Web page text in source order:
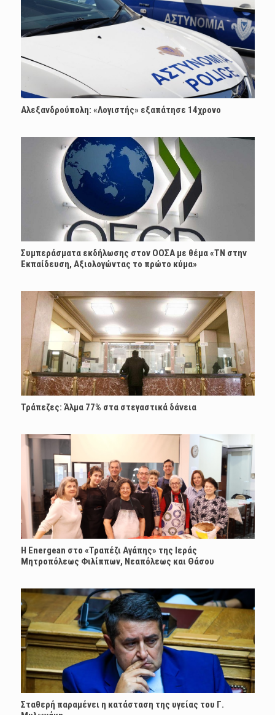
Αλεξανδρούπολη: «Λογιστής» εξαπάτησε 14χρονο
Συμπεράσματα εκδήλωσης στον ΟΟΣΑ με θέμα «ΤΝ στην
Εκπαίδευση, Αξιολογώντας το πρώτο κύμα»
Τράπεζες: Άλμα 77% στα στεγαστικά δάνεια
H Energean στο «Τραπέζι Αγάπης» της Ιεράς
Μητροπόλεως Φιλίππων, Νεαπόλεως και Θάσου
Σταθερή παραμένει η κατάσταση της υγείας του Γ.